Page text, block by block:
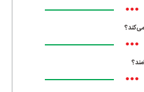
•••
می‌کند؟
•••
•••